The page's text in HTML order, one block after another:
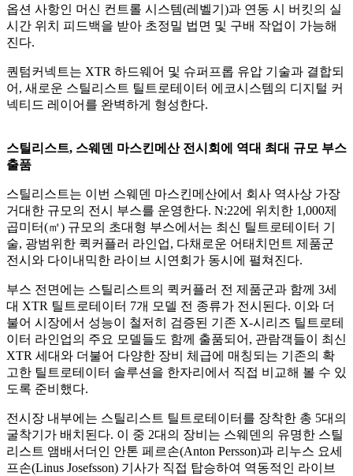
옵션 사항인 머신 컨트롤 시스템(레벨기 )과 연동 시 버킷의 실
시간 위치 피드백을 받아 초정밀 법면 및 구배 작업이 가능해
진다.
퀀텀커넥트는 XTR 하드웨어 및 슈퍼프롭 유압 기술과 결합되
어 , 새로운 스틸리스트 틸트로테이터 에코시스템의 디지털 커
넥티드 레이어를 완벽하게 형성한다.
스틸리스트, 스웨덴 마스킨메산 전시회에 역대 최대 규모 부스
출품
스틸리스트는 이번 스웨덴 마스킨메산에서 회사 역사상 가장
거대한 규모의 전시 부스를 운영한다. N:22에 위치한 1,000제
곱미터(㎡) 규모의 초대형 부스에서는 최신 틸트로테이터 기
술, 광범위한 퀵커플러 라인업, 다채로운 어태치먼트 제품군
전시와 다이내믹한 라이브 시연회가 동시에 펼쳐진다.
부스 전면에는 스틸리스트의 퀵커플러 전 제품군과 함께 3세
대 XTR 틸트로테이터 7개 모델 전 종류가 전시된다. 이와 더
불어 시장에서 성능이 철저히 검증된 기존 X-시리즈 틸트로테
이터 라인업의 주요 모델들도 함께 출품되어 , 관람객들이 최신
XTR 세대와 더불어 다양한 장비 체급에 매칭되는 기존의 확
고한 틸트로테이터 솔루션을 한자리에서 직접 비교해 볼 수 있
도록 준비했다.
전시장 내부에는 스틸리스트 틸트로테이터를 장착한 총 5대의
굴착기가 배치된다. 이 중 2대의 장비는 스웨덴의 유명한 스틸
리스트 앰배서더인 안톤 페르손(Anton Persson)과 리누스 요세
프손(Linus Josefsson) 기사가 직접 탑승하여 역동적인 라이브